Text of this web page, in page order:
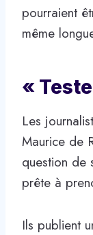
pourraient
même
«
Les
Maurice de
question de
prête à
Ils publient